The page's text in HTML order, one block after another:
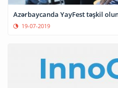
Azərbaycanda YayFest təşkil
19-07-2019